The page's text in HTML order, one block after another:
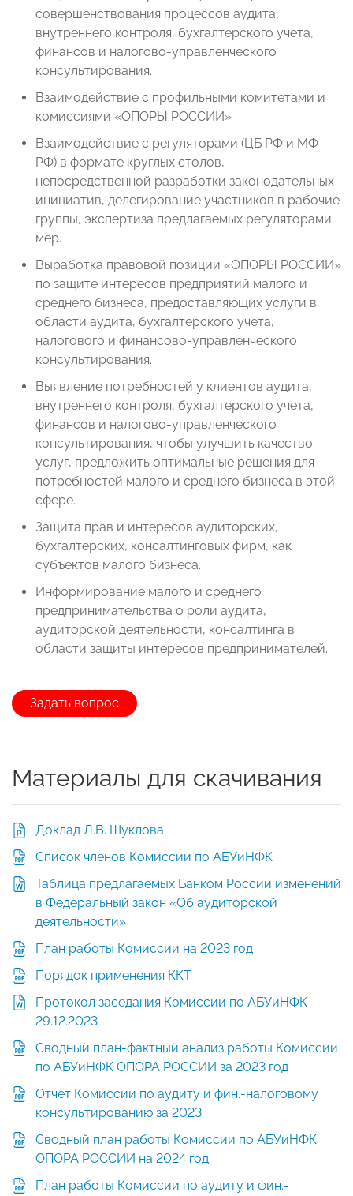
совершенствования процессов аудита,
внутреннего контроля, бухгалтерского учета,
финансов и налогово-управленческого
консультирования.
Взаимодействие с профильными комитетами и
комиссиями «ОПОРЫ РОССИИ»
Взаимодействие с регуляторами (ЦБ РФ и МФ
РФ) в формате круглых столов,
непосредственной разработки законодательных
инициатив, делегирование участников в рабочие
группы, экспертиза предлагаемых регуляторами
мер.
Выработка правовой позиции «ОПОРЫ РОССИИ»
по защите интересов предприятий малого и
среднего бизнеса, предоставляющих услуги в
области аудита, бухгалтерского учета,
налогового и финансово-управленческого
консультирования.
Выявление потребностей у клиентов аудита,
внутреннего контроля, бухгалтерского учета,
финансов и налогово-управленческого
консультирования, чтобы улучшить качество
услуг, предложить оптимальные решения для
потребностей малого и среднего бизнеса в этой
сфере.
Защита прав и интересов аудиторских,
бухгалтерских, консалтинговых фирм, как
субъектов малого бизнеса.
Информирование малого и среднего
предпринимательства о роли аудита,
аудиторской деятельности, консалтинга в
области защиты интересов предпринимателей.
Задать вопрос
Материалы для скачивания
Доклад Л.В. Шуклова
Список членов Комиссии по АБУиНФК
Таблица предлагаемых Банком России изменений
в Федеральный закон «Об аудиторской
деятельности»
План работы Комиссии на 2023 год
Порядок применения ККТ
Протокол заседания Комиссии по АБУиНФК
29.12.2023
Сводный план-фактный анализ работы Комиссии
по АБУиНФК ОПОРА РОССИИ за 2023 год
Отчет Комиссии по аудиту и фин.-налоговому
консультированию за 2023
Сводный план работы Комиссии по АБУиНФК
ОПОРА РОССИИ на 2024 год
План работы Комиссии по аудиту и фин.-